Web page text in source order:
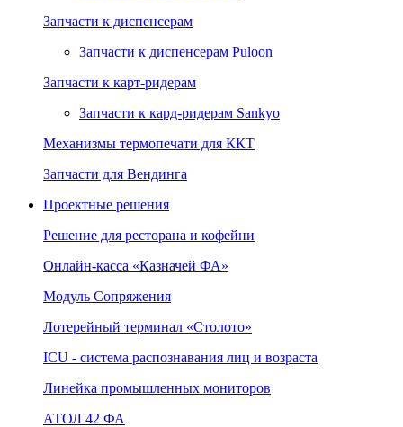
Запчасти к диспенсерам
Запчасти к диспенсерам Puloon
Запчасти к карт-ридерам
Запчасти к кард-ридерам Sankyo
Механизмы термопечати для ККТ
Запчасти для Вендинга
Проектные решения
Решение для ресторана и кофейни
Онлайн‑касса «Казначей ФА»
Модуль Сопряжения
Лотерейный терминал «Столото»
ICU - система распознавания лиц и возраста
Линейка промышленных мониторов
АТОЛ 42 ФА